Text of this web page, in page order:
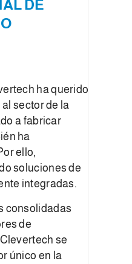
DE
ha querido
sector de la
a fabricar
ha
ello,
soluciones de
integradas.
consolidadas
de
se
único en la